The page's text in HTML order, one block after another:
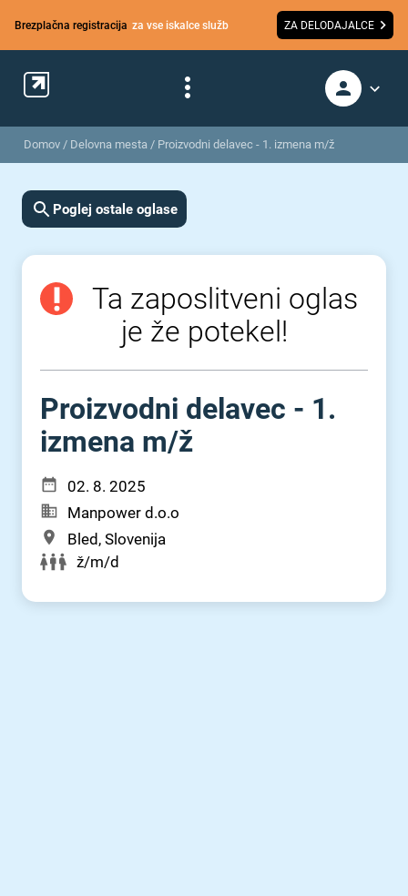
Brezplačna registracija za vse iskalce služb ZA DELODAJALCE
Domov / Delovna mesta / Proizvodni delavec - 1. izmena m/ž
Poglej ostale oglase
Ta zaposlitveni oglas
je že potekel!
Proizvodni delavec - 1.
izmena m⁠/⁠ž
02. 8. 2025
Manpower d.o.o
Bled, Slovenija
ž/m/d